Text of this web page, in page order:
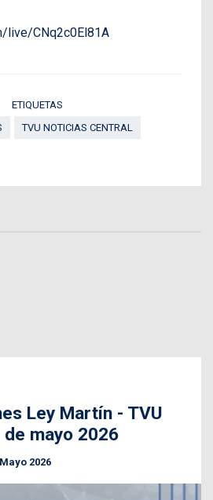
live/CNq2c0El81A
ETIQUETAS
TVU NOTICIAS CENTRAL
Ley Martín - TVU
mayo 2026
2026